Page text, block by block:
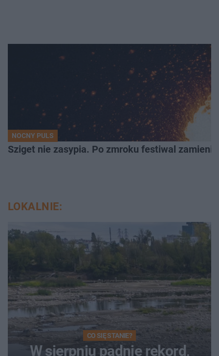
NOCNY PULS
Sziget nie zasypia. Po zmroku festiwal
LOKALNIE:
CO SIĘ STANIE?
W sierpniu padnie rekord,